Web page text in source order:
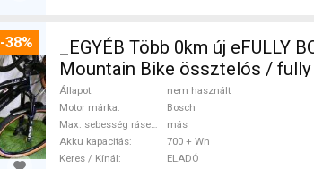
-38%
_EGYÉB Több 0km új eFULLY
Mountain Bike össztelós / fully
Állapot
nem használt
Motor márka
Bosch
Max. sebesség rásegítéssel
más
Akku kapacitás
700 + Wh
Keres / Kínál
ELADÓ